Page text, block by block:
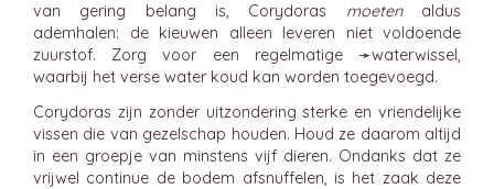
van gering belang is, Corydoras moetenaldus
ademhalen: de kieuwen alleen leveren niet voldoende
zuurstof. Zorg voor een regelmatige ➛waterwissel,
waarbij het verse water koud kan worden toegevoegd.
Corydoras zijn zonder uitzondering sterke en vriendelijke
vissen die van gezelschap houden. Houd ze daarom altijd
in een groepje van minstens vijf dieren. Ondanks dat ze
vrijwel continue de bodem afsnuffelen, is het zaak deze